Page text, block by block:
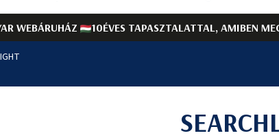
WEBÁRUHÁZ 10ÉVES TAPASZTALATTAL, AMIBEN